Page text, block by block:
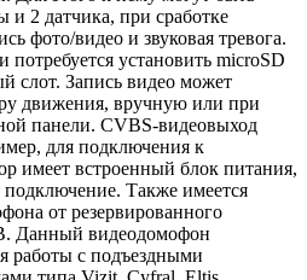
2 датчика, при сработке
фото/видео и звуковая тревога.
потребуется установить microSD
слот. Запись видео может
движения, вручную или при
панели. CVBS-видеовыход
для подключения к
имеет встроенный блок питания,
Также имеется
от резервированного
Данный видеодомофон
работы с подъездными